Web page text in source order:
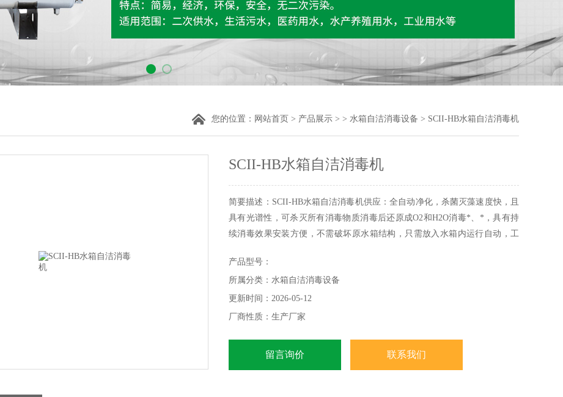
您的位置： 网站首页 > 产品展示 > > 水箱自洁消毒设备 > SCII-HB水箱自洁消毒机
SCII-HB水箱自洁消毒机
简要描述：SCII-HB水箱自洁消毒机供应：全自动净化，杀菌灭藻速度快，且
具有光谱性，可杀灭所有消毒物质消毒后还原成O2和H2O消毒*、*，具有持
续消毒效果安装方便，不需破坏原水箱结构，只需放入水箱内运行自动，工
产品型号：
所属分类：水箱自洁消毒设备
更新时间：2026-05-12
厂商性质：生产厂家
留言询价 联系我们